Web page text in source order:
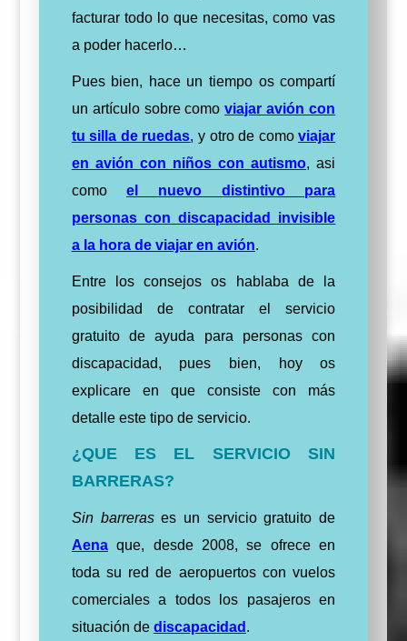
facturar todo lo que necesitas, como vas
a poder hacerlo…
Pues bien, hace un tiempo os compartí
un artículo sobre comoviajar avión con
tu silla de ruedas, y otro de comoviajar
en avión con niños con autismo, asi
comoel nuevo distintivo para
personas con discapacidad invisible
a la hora de viajar en avión.
Entre los consejos os hablaba de la
posibilidad de contratar el servicio
gratuito de ayuda para personas con
discapacidad, pues bien, hoy os
explicare en que consiste con más
detalle este tipo de servicio.
¿QUE ES EL SERVICIO SIN
BARRERAS?
Sin barrerases un servicio gratuito de
Aena que, desde 2008, se ofrece en
toda su red de aeropuertos con vuelos
comerciales a todos los pasajeros en
situación de discapacidad .